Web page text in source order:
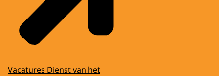
Vacatures Dienst van het